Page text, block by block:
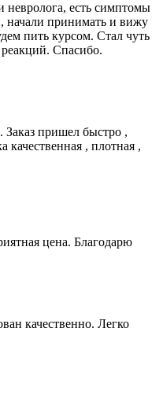
невролога, есть симптомы
начали принимать и вижу
пить курсом. Стал чуть
Спасибо.
Заказ пришел быстро ,
качественная , плотная ,
цена. Благодарю
качественно. Легко